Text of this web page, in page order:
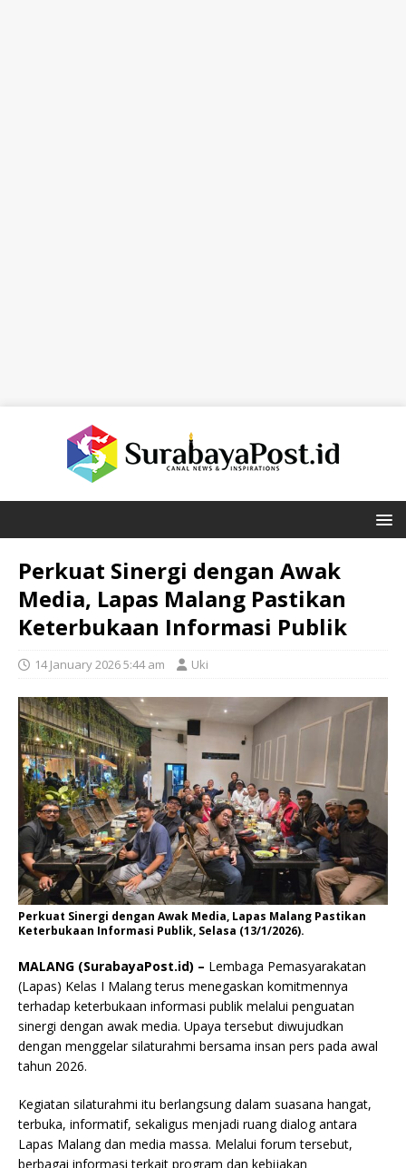
Perkuat Sinergi dengan Awak
Media, Lapas Malang Pastikan
Keterbukaan Informasi Publik
14 January 2026 5:44 am Uki
Perkuat Sinergi dengan Awak Media, Lapas Malang Pastikan
Keterbukaan Informasi Publik, Selasa (13/1/2026).
MALANG (SurabayaPost.id) – Lembaga Pemasyarakatan
(Lapas) Kelas I Malang terus menegaskan komitmennya
terhadap keterbukaan informasi publik melalui penguatan
sinergi dengan awak media. Upaya tersebut diwujudkan
dengan menggelar silaturahmi bersama insan pers pada awal
tahun 2026.
Kegiatan silaturahmi itu berlangsung dalam suasana hangat,
terbuka, informatif, sekaligus menjadi ruang dialog antara
Lapas Malang dan media massa. Melalui forum tersebut,
berbagai informasi terkait program dan kebijakan